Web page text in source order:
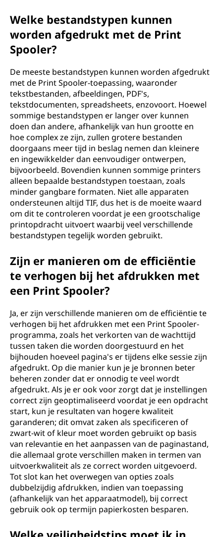
Welke bestandstypen kunnen
worden afgedrukt met de Print
Spooler?
De meeste bestandstypen kunnen worden afgedrukt
met de Print Spooler-toepassing, waaronder
tekstbestanden, afbeeldingen, PDF's,
tekstdocumenten, spreadsheets, enzovoort. Hoewel
sommige bestandstypen er langer over kunnen
doen dan andere, afhankelijk van hun grootte en
hoe complex ze zijn, zullen grotere bestanden
doorgaans meer tijd in beslag nemen dan kleinere
en ingewikkelder dan eenvoudiger ontwerpen,
bijvoorbeeld. Bovendien kunnen sommige printers
alleen bepaalde bestandstypen toestaan, zoals
minder gangbare formaten. Niet alle apparaten
ondersteunen altijd TIF, dus het is de moeite waard
om dit te controleren voordat je een grootschalige
printopdracht uitvoert waarbij veel verschillende
bestandstypen tegelijk worden gebruikt.
Zijn er manieren om de efficiëntie
te verhogen bij het afdrukken met
een Print Spooler?
Ja, er zijn verschillende manieren om de efficiëntie te
verhogen bij het afdrukken met een Print Spooler-
programma, zoals het verkorten van de wachttijd
tussen taken die worden doorgestuurd en het
bijhouden hoeveel pagina's er tijdens elke sessie zijn
afgedrukt. Op die manier kun je je bronnen beter
beheren zonder dat er onnodig te veel wordt
afgedrukt. Als je er ook voor zorgt dat je instellingen
correct zijn geoptimaliseerd voordat je een opdracht
start, kun je resultaten van hogere kwaliteit
garanderen; dit omvat zaken als specificeren of
zwart-wit of kleur moet worden gebruikt op basis
van relevantie en het aanpassen van de paginastand,
die allemaal grote verschillen maken in termen van
uitvoerkwaliteit als ze correct worden uitgevoerd.
Tot slot kan het overwegen van opties zoals
dubbelzijdig afdrukken, indien van toepassing
(afhankelijk van het apparaatmodel), bij correct
gebruik ook op termijn papierkosten besparen.